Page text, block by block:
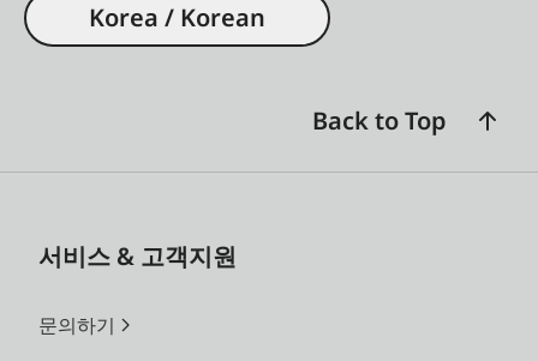
Korea / Korean
Back to Top
서비스 & 고객지원
문의하기